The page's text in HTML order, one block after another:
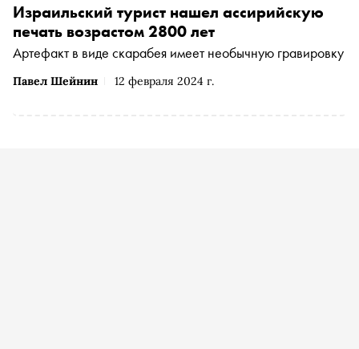
Павел Шейнин 12 февраля 2024 г.
Израильский турист нашел ассирийскую
печать возрастом 2800 лет
Артефакт в виде скарабея имеет необычную гравировку